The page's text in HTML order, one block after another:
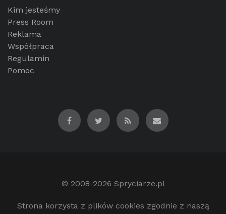
Kim jesteśmy
Press Room
Reklama
Współpraca
Regulamin
Pomoc
© 2008-2026 Spryciarze.pl
Strona korzysta z plików cookies zgodnie z naszą